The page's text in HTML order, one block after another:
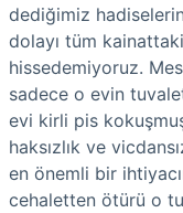
dediğimiz hadiselerin
dolayı tüm
hissedemiyoruz.
sadece o evin
evi kirli pis
haksızlık ve
en önemli bir
cehaletten ötürü o